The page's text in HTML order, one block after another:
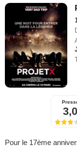
3,0
Pour le 17ème